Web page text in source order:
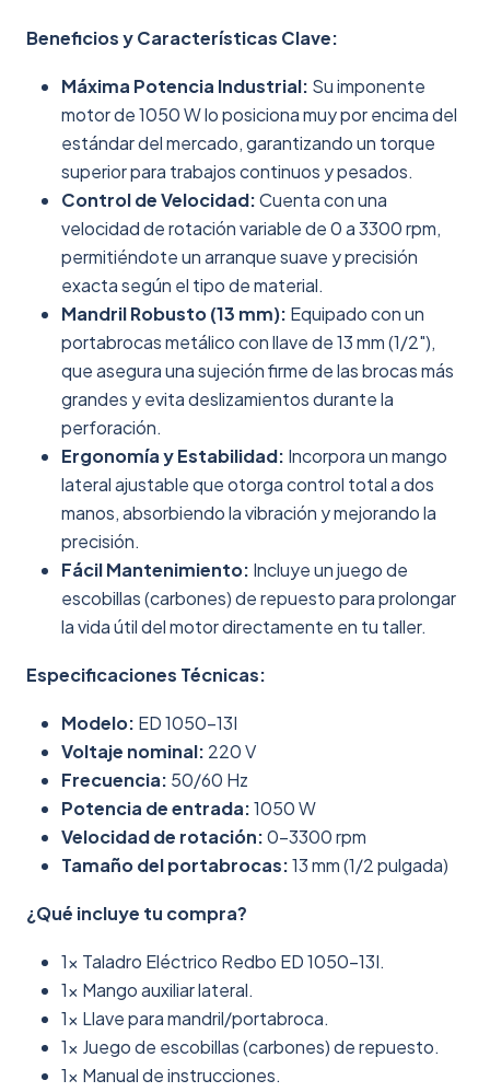
Beneficios y Características Clave:
Máxima Potencia Industrial: Su imponente
motor de 1050 W lo posiciona muy por encima del
estándar del mercado, garantizando un torque
superior para trabajos continuos y pesados.
Control de Velocidad:Cuenta con una
velocidad de rotación variable de 0 a 3300 rpm,
permitiéndote un arranque suave y precisión
exacta según el tipo de material.
Mandril Robusto (13 mm): Equipado con un
portabrocas metálico con llave de 13 mm (1/2"),
que asegura una sujeción firme de las brocas más
grandes y evita deslizamientos durante la
perforación.
Ergonomía y Estabilidad: Incorpora un mango
lateral ajustable que otorga control total a dos
manos, absorbiendo la vibración y mejorando la
precisión.
Fácil Mantenimiento: Incluye un juego de
escobillas (carbones) de repuesto para prolongar
la vida útil del motor directamente en tu taller.
Especificaciones Técnicas:
Modelo: ED 1050-13I
Voltaje nominal: 220 V
Frecuencia: 50/60 Hz
Potencia de entrada:1050 W
Velocidad de rotación:0-3300 rpm
Tamaño del portabrocas:13 mm (1/2 pulgada)
¿Qué incluye tu compra?
1x Taladro Eléctrico Redbo ED 1050-13I.
1x Mango auxiliar lateral.
1x Llave para mandril/portabroca.
1x Juego de escobillas (carbones) de repuesto.
1x Manual de instrucciones.